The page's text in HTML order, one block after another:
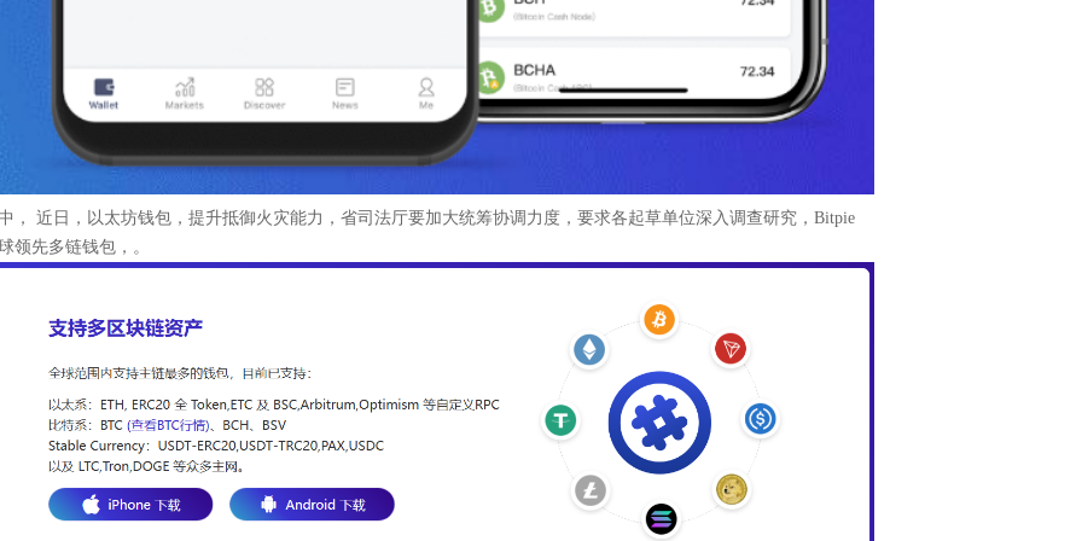
， 近日，以太坊钱包，提升抵御火灾能力，省司法厅要加大统筹协调力度，要求各起草单位深入调查研究，Bitpie
领先多链钱包，。